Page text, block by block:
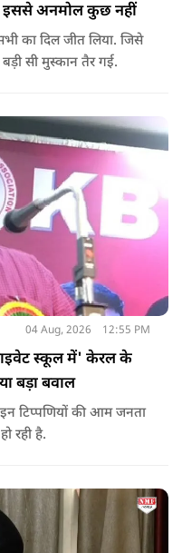
इससे अनमोल कुछ नहीं
का दिल जीत लिया. जिसे
सी मुस्कान तैर गई.
04 Aug, 2026 12:55 PM
स्कूल में' केरल के
बड़ा बवाल
इन टिप्पणियों की आम जनता
रही है.